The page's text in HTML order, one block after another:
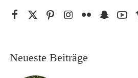
Neueste Beiträge